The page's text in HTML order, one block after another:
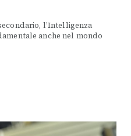
l’Intelligenza
anche nel mondo